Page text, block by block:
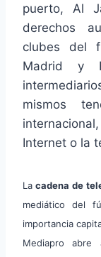
puerto, Al
derechos
clubes del
Madrid y
mismos
Internet o la
La cadena de
mediático del
importancia
Mediapro